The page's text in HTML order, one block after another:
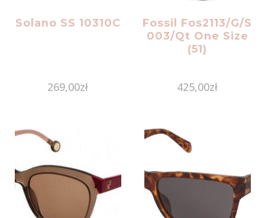
Solano SS 10310C
269,00zł
Fossil Fos2113/G/S
003/Qt One Size
(51)
425,00zł